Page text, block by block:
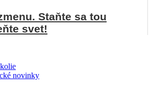
Staňte sa tou
svet!
novinky